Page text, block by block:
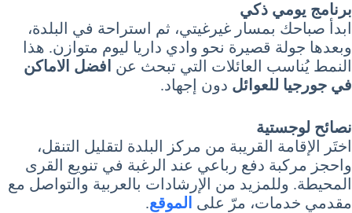
برنامج يومي ذكي
ابدأ صباحك بمسار غيرغيتي، ثم استراحة في البلدة،
وبعدها جولة قصيرة نحو وادي داريا ليوم متوازن. هذا
النمط يُناسب العائلات التي تبحث عن افضل الاماكن
في جورجيا للعوائل دون إجهاد.
نصائح لوجستية
اختَر الإقامة القريبة من مركز البلدة لتقليل التنقل،
واحجز مركبة دفع رباعي عند الرغبة في تنويع القرى
المحيطة. وللمزيد من الإرشادات بالعربية والتواصل مع
مقدمي خدمات، مرّ على الموقع.